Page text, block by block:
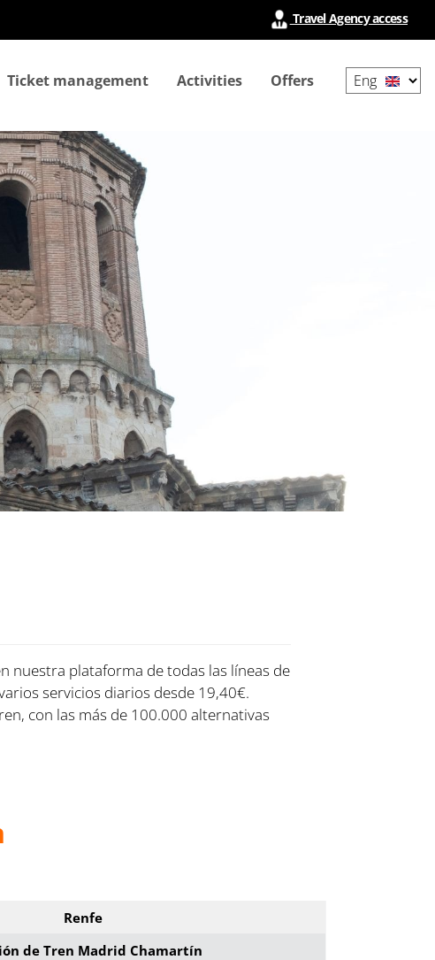
Travel Agency access
Ticket management Activities Offers
your
nuestra plataforma de todas las líneas de
servicios diarios desde 19,40€.
con las más de 100.000 alternativas
Renfe
de Tren Madrid Chamartín